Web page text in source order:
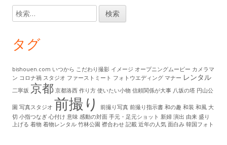
ツ
イ
ブ
検
索:
タグ
bishouen.com いつから こだわり撮影 イメージ オープニングムービー カメラマ
ン コロナ禍 スタジオ ファーストミート フォトウエディング マナー レンタル
二寧坂 京都 京都洛西 作り方 使いたい小物 信頼関係が大事 八坂の塔 円山公
園 写真スタジオ 前撮り 前撮り写真 前撮り指示書 和の趣 和装 和風 大
切 小指つなぎ 心付け 意味 感動の対面 手元・足元ショット 新婦 演出 由来 盛り
上げる 着物 着物レンタル 竹林公園 襟合わせ 記載 近年の人気 面白み 韓国フォト